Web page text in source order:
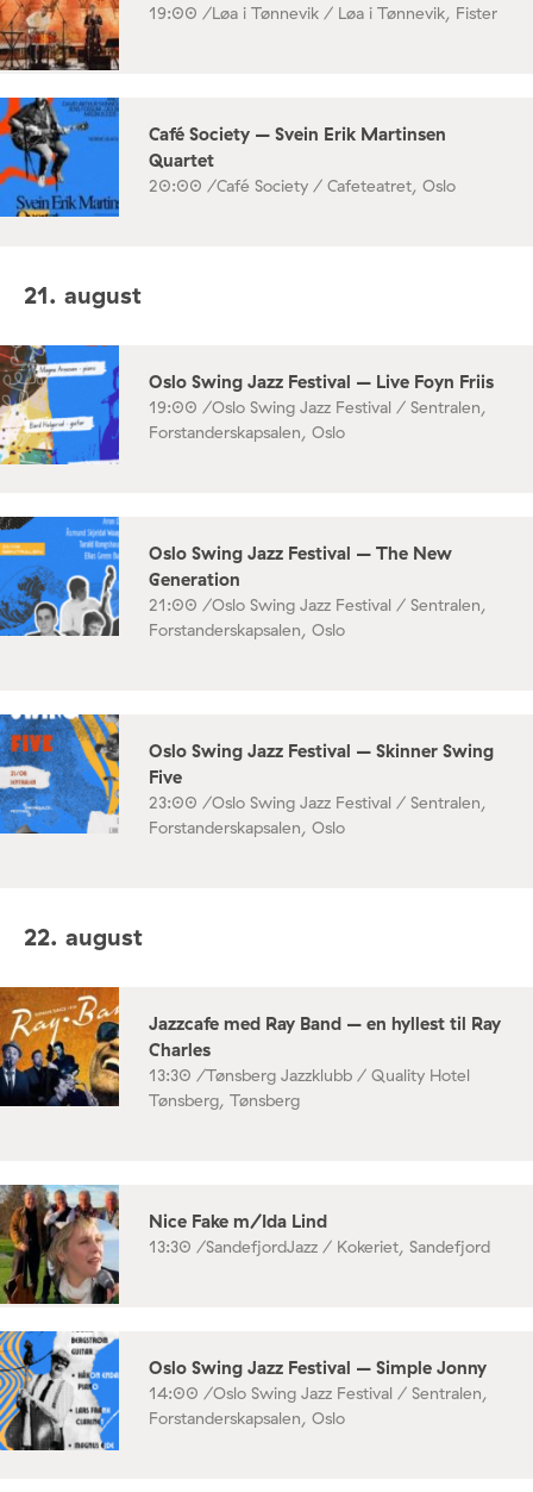
19:00 /Løa i Tønnevik / Løa i Tønnevik, Fister
Café Society – Svein Erik Martinsen
Quartet
20:00 /Café Society / Cafeteatret, Oslo
21. august
Oslo Swing Jazz Festival – Live Foyn Friis
19:00 /Oslo Swing Jazz Festival / Sentralen,
Forstanderskapsalen, Oslo
Oslo Swing Jazz Festival – The New
Generation
21:00 /Oslo Swing Jazz Festival / Sentralen,
Forstanderskapsalen, Oslo
Oslo Swing Jazz Festival – Skinner Swing
Five
23:00 /Oslo Swing Jazz Festival / Sentralen,
Forstanderskapsalen, Oslo
22. august
Jazzcafe med Ray Band – en hyllest til Ray
Charles
13:30 /Tønsberg Jazzklubb / Quality Hotel
Tønsberg, Tønsberg
Nice Fake m/Ida Lind
13:30 /SandefjordJazz / Kokeriet, Sandefjord
Oslo Swing Jazz Festival – Simple Jonny
14:00 /Oslo Swing Jazz Festival / Sentralen,
Forstanderskapsalen, Oslo